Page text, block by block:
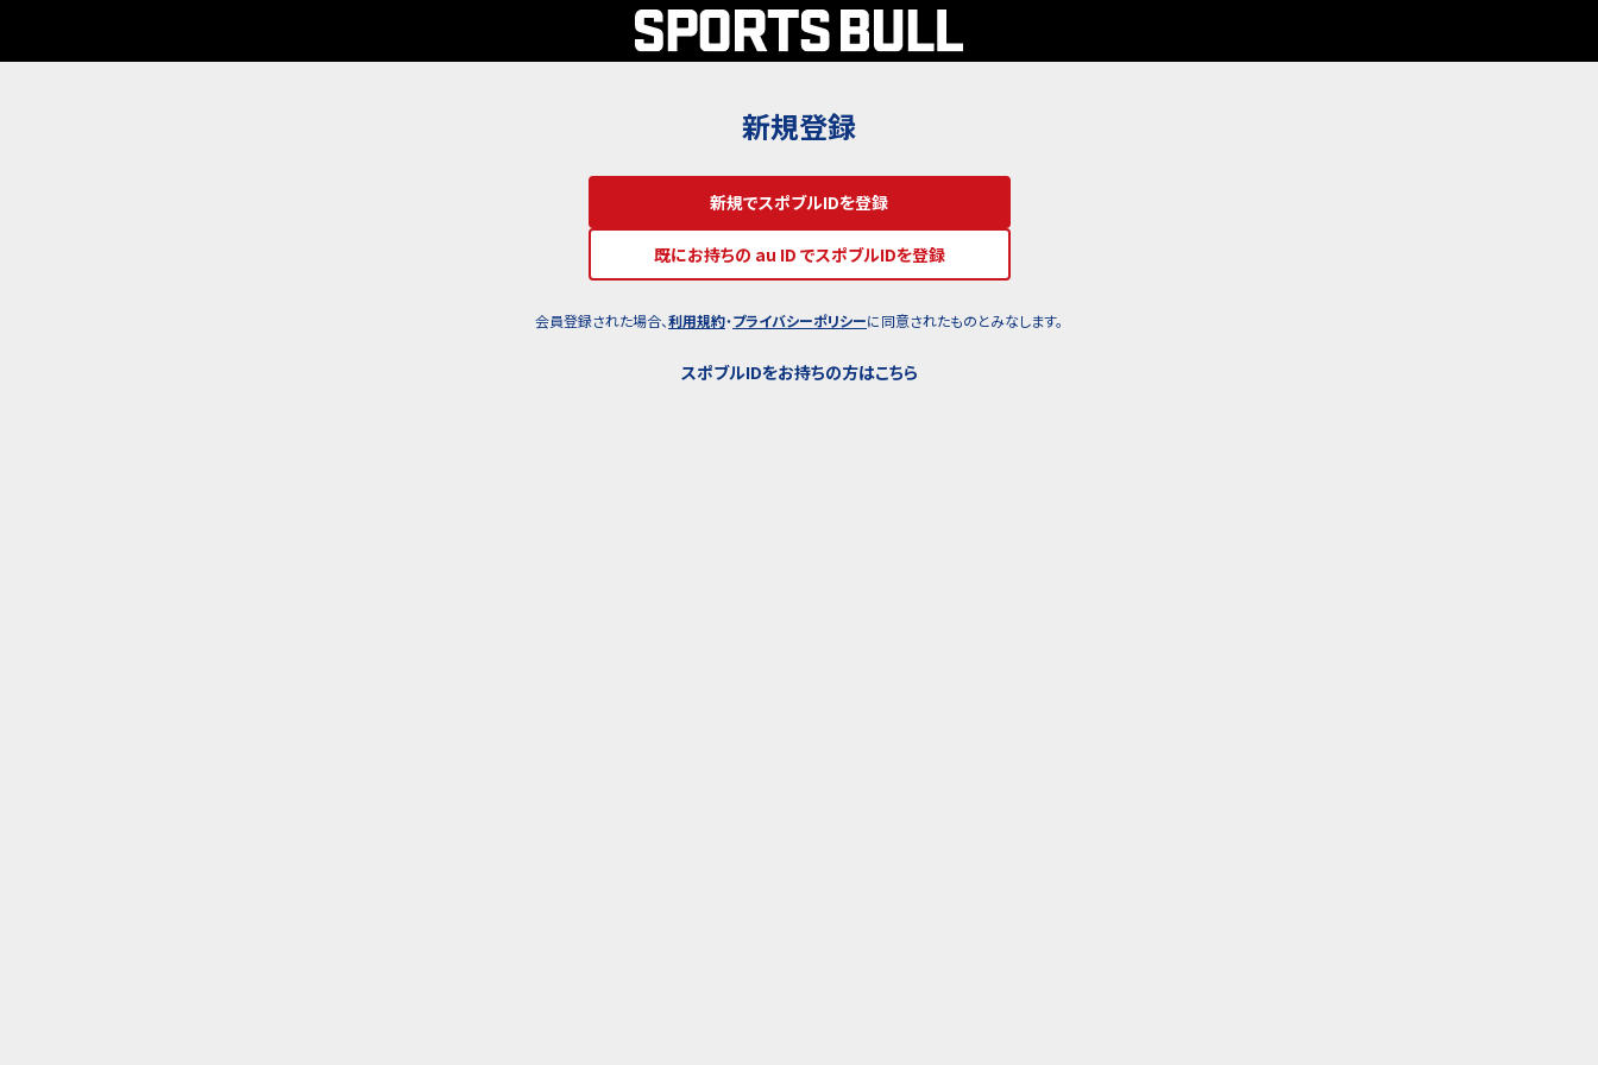
新規登録
新規でスポブルIDを登録
既にお持ちの au ID でスポブルIDを登録
会員登録された場合、利用規約・プライバシーポリシーに同意されたものとみなします。
スポブルIDをお持ちの方はこちら